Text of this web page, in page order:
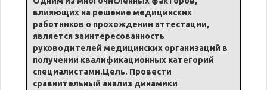
влияющих на решение медицинских
работников о прохождении аттестации,
является заинтересованность
руководителей медицинских организаций в
получении квалификационных категорий
специалистами.Цель. Провести
сравнительный анализ динамики